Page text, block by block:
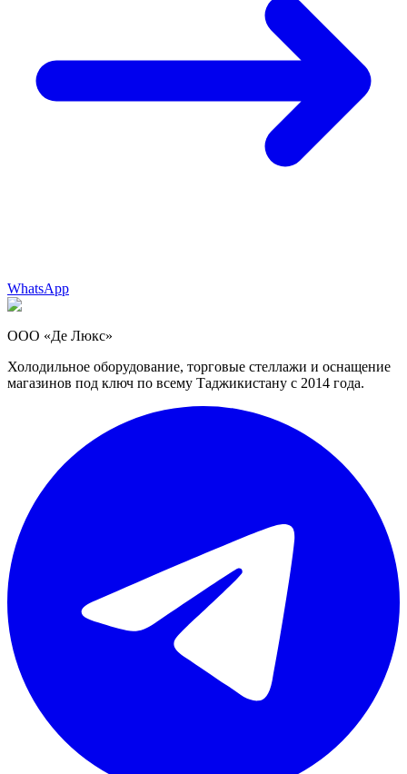
WhatsApp
ООО «Де Люкс»
Холодильное оборудование, торговые стеллажи и оснащение
магазинов под ключ по всему Таджикистану с 2014 года.